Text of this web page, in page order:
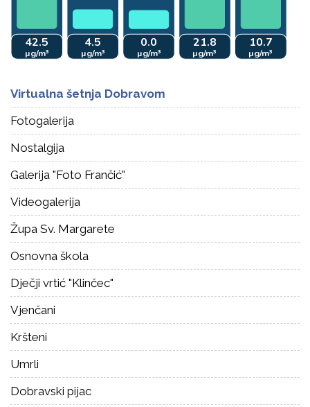
Virtualna šetnja Dobravom
Fotogalerija
Nostalgija
Galerija "Foto Frančić"
Videogalerija
Župa Sv. Margarete
Osnovna škola
Dječji vrtić "Klinčec"
Vjenčani
Kršteni
Umrli
Dobravski pijac